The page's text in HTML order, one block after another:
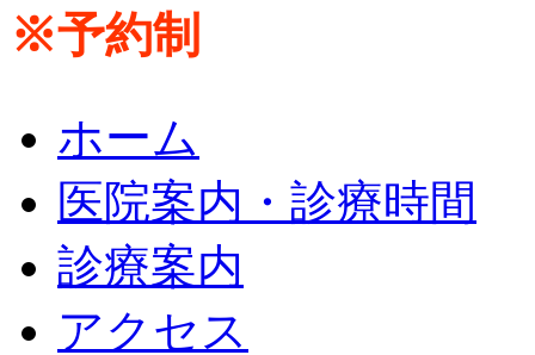
※予約制
ホーム
医院案内・診療時間
診療案内
アクセス